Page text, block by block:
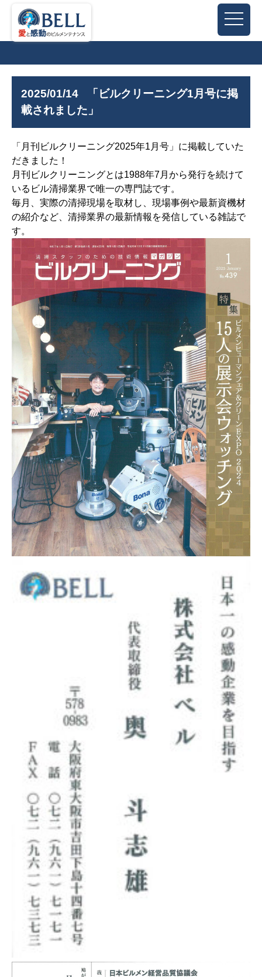
2025/01/14 「ビルクリーニング1月号に掲
載されました」
「月刊ビルクリーニング2025年1月号」に掲載していた
だきました！
月刊ビルクリーニングとは1988年7月から発行を続けて
いるビル清掃業界で唯一の専門誌です。
毎月、実際の清掃現場を取材し、現場事例や最新資機材
の紹介など、清掃業界の最新情報を発信している雑誌で
す。